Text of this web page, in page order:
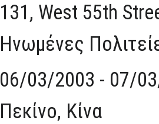
131, West 55th
Ηνωμένες
06/03/2003 - 07/
Πεκίνο, Κίνα